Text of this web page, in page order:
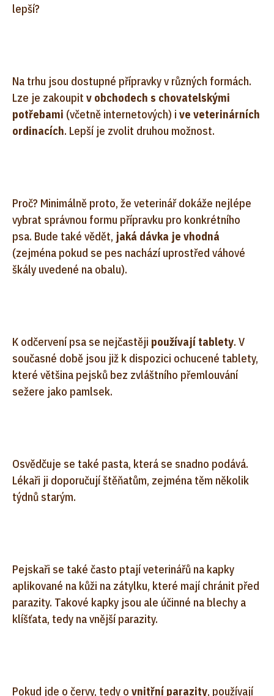
lepší?
Na trhu jsou dostupné přípravky v různých formách.
Lze je zakoupit v obchodech s chovatelskými
potřebami (včetně internetových) i ve veterinárních
ordinacích. Lepší je zvolit druhou možnost.
Proč? Minimálně proto, že veterinář dokáže nejlépe
vybrat správnou formu přípravku pro konkrétního
psa. Bude také vědět, jaká dávka je vhodná
(zejména pokud se pes nachází uprostřed váhové
škály uvedené na obalu).
K odčervení psa se nejčastěji používají tablety. V
současné době jsou již k dispozici ochucené tablety,
které většina pejsků bez zvláštního přemlouvání
sežere jako pamlsek.
Osvědčuje se také pasta, která se snadno podává.
Lékaři ji doporučují štěňatům, zejména těm několik
týdnů starým.
Pejskaři se také často ptají veterinářů na kapky
aplikované na kůži na zátylku, které mají chránit před
parazity. Takové kapky jsou ale účinné na blechy a
klíšťata, tedy na vnější parazity.
Pokud jde o červy, tedy o vnitřní parazity, používají